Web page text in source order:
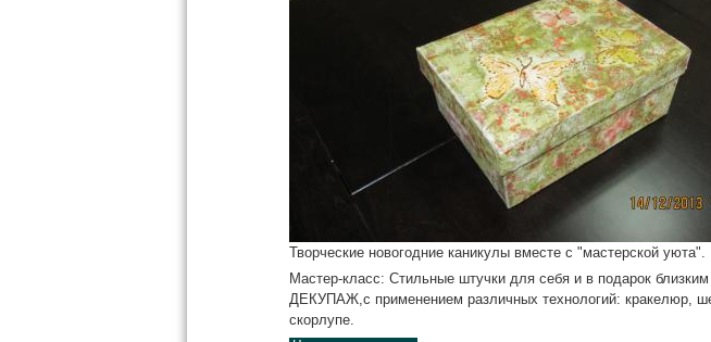
Творческие новогодние каникулы вместе с "мастерской уюта".
Мастер-класс: Стильные штучки для себя и в подарок
ДЕКУПАЖ,с применением различных технологий: кракелюр,
скорлупе.